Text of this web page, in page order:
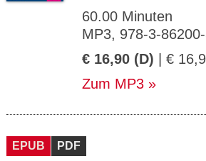
60.00 Minuten
MP3, 978-3-
€ 16,90 (D) | €
Zum MP3
EPUB PDF